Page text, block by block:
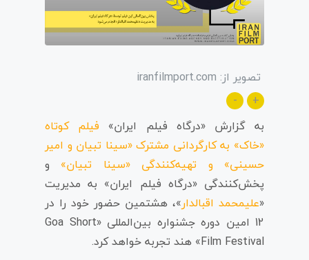
تصویر از: iranfilmport.com
+
-
به گزارش «درگاه فیلم ایران» فیلم کوتاه
«خاک» به کارگردانی مشترک «سینا تبیان و امیر
حسینی» و تهیه‌کنندگی «سینا تبیان» و
پخش‌کنندگی «درگاه فیلم ایران» به مدیریت
«علیمحمد اقبالدار»، هشتمین حضور خود را در
12 امین دوره جشنواره بین‌المللی «Goa Short
Film Festival» هند تجربه خواهد کرد.